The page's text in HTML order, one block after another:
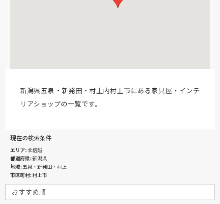
新潟県五泉・新発田・村上内村上市にある家具屋・インテ
リアショップの一覧です。
現在の検索条件
エリア 北信越
都道府県 新潟県
地域 五泉・新発田・村上
市区町村 村上市